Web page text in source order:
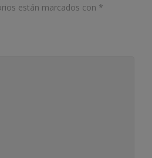
están marcados con *